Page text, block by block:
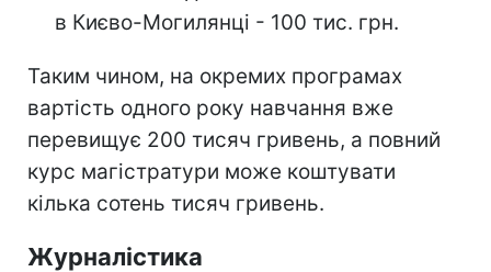
в Києво-Могилянці - 100 тис. грн.
Таким чином, на окремих програмах
вартість одного року навчання вже
перевищує 200 тисяч гривень, а повний
курс магістратури може коштувати
кілька сотень тисяч гривень.
Журналістика